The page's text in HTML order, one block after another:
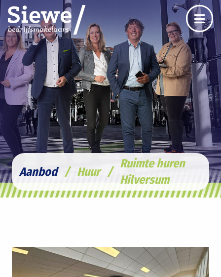
Aanbod / Huur /
Ruimte huren
Hilversum